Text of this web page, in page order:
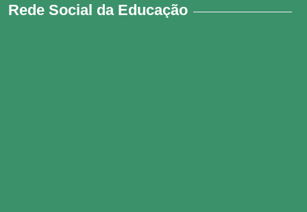
Rede Social da Educação